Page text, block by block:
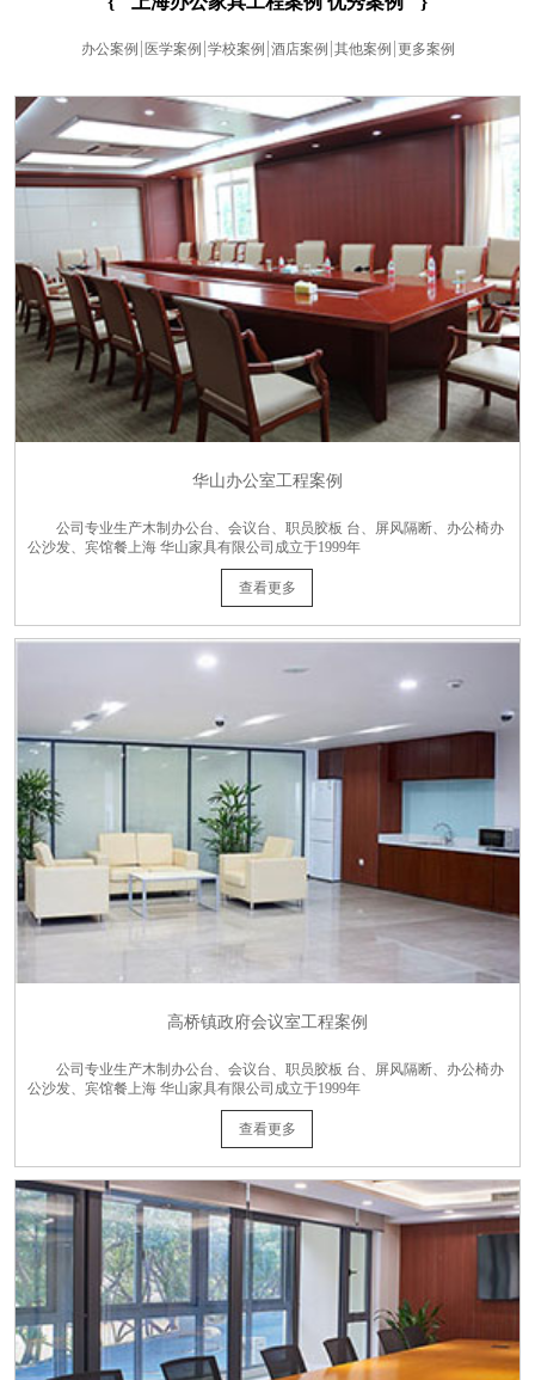
办公案例 医学案例 学校案例 酒店案例 其他案例 更多案例
华山办公室工程案例
公司专业生产木制办公台、会议台、职员胶板 台、屏风隔断、办公椅办
公沙发、宾馆餐上海 华山家具有限公司成立于1999年
查看更多
高桥镇政府会议室工程案例
公司专业生产木制办公台、会议台、职员胶板 台、屏风隔断、办公椅办
公沙发、宾馆餐上海 华山家具有限公司成立于1999年
查看更多